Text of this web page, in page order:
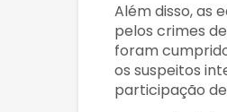
Além disso, as
pelos crimes
foram
os suspeitos
participação